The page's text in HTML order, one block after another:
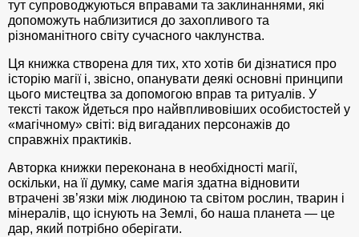
тут супроводжуються вправами та заклинаннями, які
допоможуть наблизитися до захопливого та
різноманітного світу сучасного чаклунства.
Ця книжка створена для тих, хто хотів би дізнатися про
історію магії і, звісно, опанувати деякі основні принципи
цього мистецтва за допомогою вправ та ритуалів. У
тексті також йдеться про найвпливовіших особистостей у
«магічному» світі: від вигаданих персонажів до
справжніх практиків.
Авторка книжки переконана в необхідності магії,
оскільки, на її думку, саме магія здатна відновити
втрачені зв’язки між людиною та світом рослин, тварин і
мінералів, що існують на Землі, бо наша планета — це
дар, який потрібно оберігати.